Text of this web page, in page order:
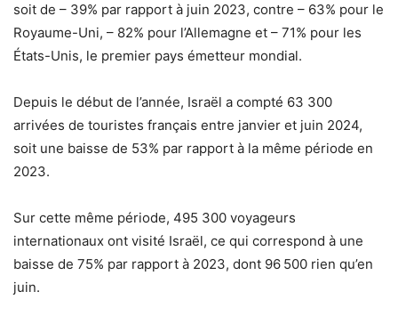
soit de – 39% par rapport à juin 2023, contre – 63% pour le
Royaume-Uni, – 82% pour l’Allemagne et – 71% pour les
États-Unis, le premier pays émetteur mondial.
Depuis le début de l’année, Israël a compté 63 300
arrivées de touristes français entre janvier et juin 2024,
soit une baisse de 53% par rapport à la même période en
2023.
Sur cette même période, 495 300 voyageurs
internationaux ont visité Israël, ce qui correspond à une
baisse de 75% par rapport à 2023, dont 96 500 rien qu’en
juin.